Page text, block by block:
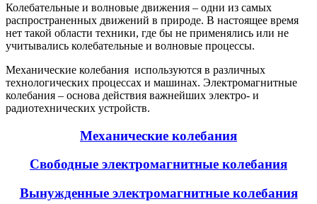
Колебательные и волновые движения – одни из самых
распространенных движений в природе. В настоящее время
нет такой области техники, где бы не применялись или не
учитывались колебательные и волновые процессы.
Механические колебания используются в различных
технологических процессах и машинах. Электромагнитные
колебания – основа действия важнейших электро- и
радиотехнических устройств.
Механические колебания
Свободные электромагнитные колебания
Вынужденные электромагнитные колебания